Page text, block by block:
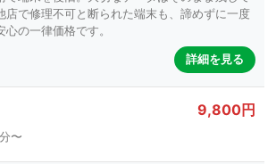
店で修理不可と断られた端末も、諦めずに一度
の一律価格です。
詳細を見る
9,800円
〜